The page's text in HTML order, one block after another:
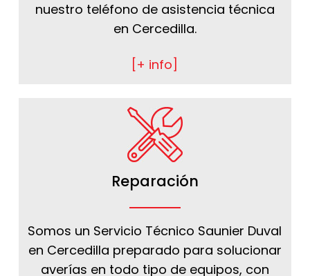
nuestro teléfono de asistencia técnica
en Cercedilla.
[+ info]
Reparación
Somos un Servicio Técnico Saunier Duval
en Cercedilla preparado para solucionar
averías en todo tipo de equipos, con